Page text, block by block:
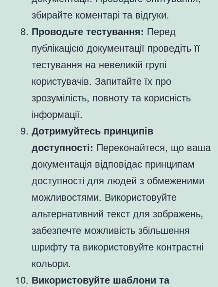
збирайте коментарі та відгуки.
Проводьте тестування: Перед
публікацією документації проведіть її
тестування на невеликій групі
користувачів. Запитайте їх про
зрозумілість, повноту та корисність
інформації.
Дотримуйтесь принципів
доступності: Переконайтеся, що ваша
документація відповідає принципам
доступності для людей з обмеженими
можливостями. Використовуйте
альтернативний текст для зображень,
забезпечте можливість збільшення
шрифту та використовуйте контрастні
кольори.
Використовуйте шаблони та